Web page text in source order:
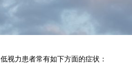
低视力患者常有如下方面的症状：